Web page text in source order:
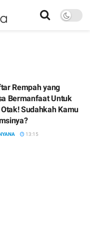
Rempah yang
Bermanfaat Untuk
Sudahkah Kamu
13:15